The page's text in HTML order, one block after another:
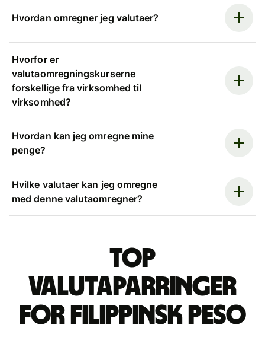
Hvordan omregner jeg valutaer?
Hvorfor er
valutaomregningskurserne
forskellige fra virksomhed til
virksomhed?
Hvordan kan jeg omregne mine
penge?
Hvilke valutaer kan jeg omregne
med denne valutaomregner?
Top
valutaparringer
for filippinsk peso